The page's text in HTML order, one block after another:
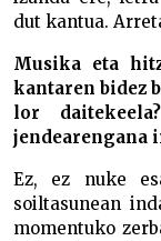
dut kantua.
Musika eta
kantaren bidez
lor
jendearengana
Ez, ez nuke
soiltasunean
momentuko